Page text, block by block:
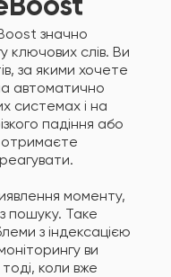
значно
ключових слів. Ви
за якими хочете
автоматично
системах і на
падіння або
отримаєте
моменту,
пошуку. Таке
з індексацією
ви
коли вже